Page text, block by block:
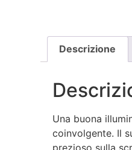
Descrizione
Una buona
coinvolgente. Il